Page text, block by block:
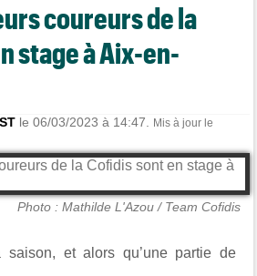
coureurs de la
stage à Aix-en-
le 06/03/2023 à 14:47.
Mis à jour le
Photo : Mathilde L'Azou / Team Cofidis
et alors qu’une partie de